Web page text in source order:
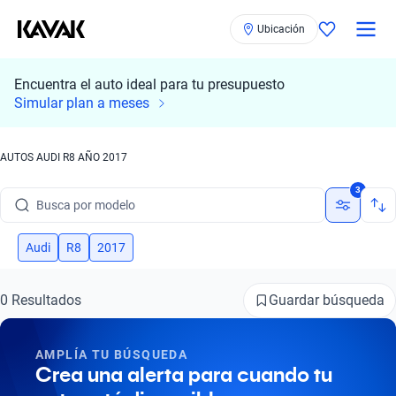
Ubicación
Encuentra el auto ideal para tu presupuesto
Simular plan a meses
AUTOS AUDI R8 AÑO 2017
Busca por modelo
Busca por versión
Busca por marca
Busca por modelo
3
Audi R8 2017
0 Resultados Guardar búsqueda
AMPLÍA TU BÚSQUEDA
Crea una alerta para cuando tu